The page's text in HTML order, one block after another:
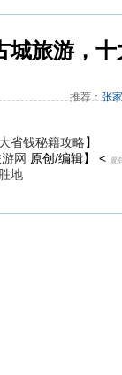
城旅游，
推荐： 张
省钱秘籍攻略】
网 原创/编辑】 < 最
地